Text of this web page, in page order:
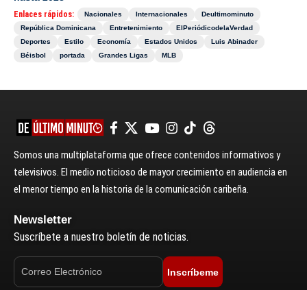
Enlaces rápidos: Nacionales Internacionales
Deultimominuto
República Dominicana
Entretenimiento
ElPeriódicodelaVerdad
Deportes
Estilo Economía Estados Unidos
Luis Abinader
Béisbol
portada Grandes Ligas MLB
Somos una multiplataforma que ofrece contenidos informativos y
televisivos. El medio noticioso de mayor crecimiento en audiencia en
el menor tiempo en la historia de la comunicación caribeña.
Newsletter
Suscríbete a nuestro boletín de noticias.
Inscríbeme